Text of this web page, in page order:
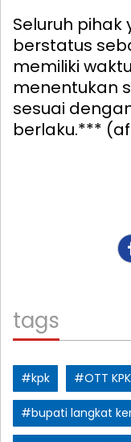
Seluruh
berstatus
memiliki
menentukan
sesuai
berlaku.***
tags
#kpk #OTT KPK
#bupati langkat